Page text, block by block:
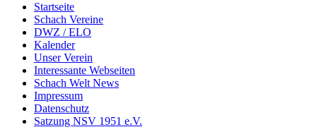
Startseite
Schach Vereine
DWZ / ELO
Kalender
Unser Verein
Interessante Webseiten
Schach Welt News
Impressum
Datenschutz
Satzung NSV 1951 e.V.